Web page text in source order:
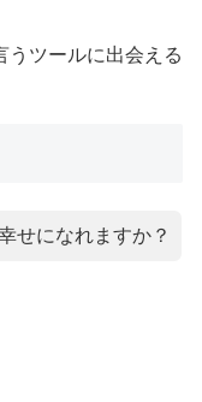
うツールに出会える
せになれますか？